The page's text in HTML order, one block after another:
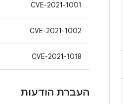
CVE-2021-1001
CVE-2021-1002
CVE-2021-1018
העברת הודעות